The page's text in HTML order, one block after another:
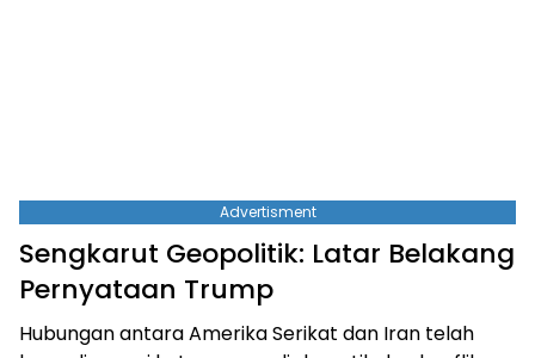
Advertisment
Sengkarut Geopolitik: Latar Belakang
Pernyataan Trump
Hubungan antara Amerika Serikat dan Iran telah